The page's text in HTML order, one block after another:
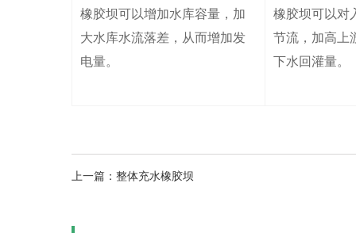
橡胶坝可以增加水库容量，加
大水库水流落差，从而增加发
电量。
橡胶坝可以对
节流，加高上
下水回灌量。
上一篇：整体充水橡胶坝